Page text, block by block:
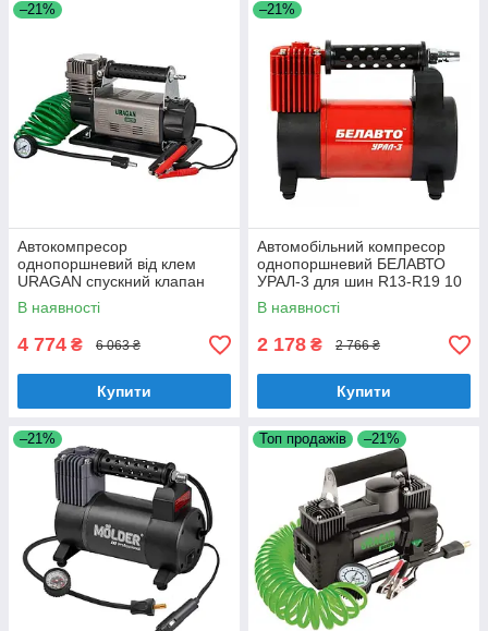
–21%
Автокомпресор
однопоршневий від клем
URAGAN спускний клапан
автомобільний компресор
для шин R13-R19 7Атм 160
л/хв 600Вт (90220)
В наявності
4 774 ₴ 6 063 ₴
Купити
–21%
Автомобільний компресор
однопоршневий БЕЛАВТО
УРАЛ-3 для шин R13-R19 10
Атм 40 л/хв 170 Вт (BK44)
В наявності
2 178 ₴ 2 766 ₴
Купити
–21% Топ продажів –21%